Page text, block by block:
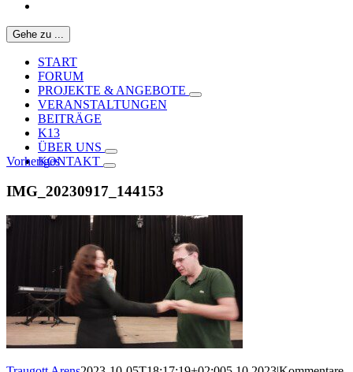
Gehe zu ...
START
FORUM
PROJEKTE & ANGEBOTE
VERANSTALTUNGEN
BEITRÄGE
K13
ÜBER UNS
KONTAKT
Vorheriges
IMG_20230917_144153